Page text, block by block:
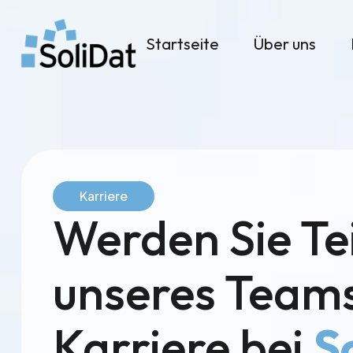
Startseite Über uns
Karriere
Werden Sie
unseres